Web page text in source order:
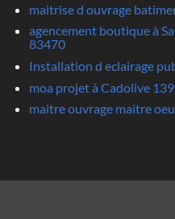
maitrise d ouvrage
agencement boutique à
83470
Installation d eclairage
moa projet à Cadolive
maitre ouvrage maitre